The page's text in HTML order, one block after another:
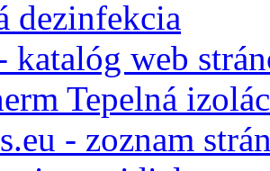
dezinfekcia
katalóg web
Tepelná
- zoznam